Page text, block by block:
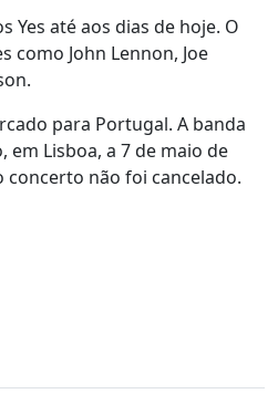
Yes até aos dias de hoje. O
como John Lennon, Joe
para Portugal. A banda
em Lisboa, a 7 de maio de
concerto não foi cancelado.